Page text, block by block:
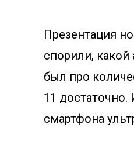
Презентация
спорили,
был про
11
смартфона